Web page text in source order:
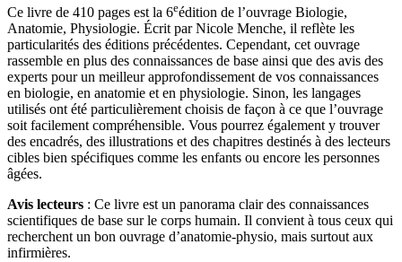
Ce livre de 410 pages est la 6eédition de l’ouvrage Biologie,
Anatomie, Physiologie. Écrit par Nicole Menche, il reflète les
particularités des éditions précédentes. Cependant, cet ouvrage
rassemble en plus des connaissances de base ainsi que des avis des
experts pour un meilleur approfondissement de vos connaissances
en biologie, en anatomie et en physiologie. Sinon, les langages
utilisés ont été particulièrement choisis de façon à ce que l’ouvrage
soit facilement compréhensible. Vous pourrez également y trouver
des encadrés, des illustrations et des chapitres destinés à des lecteurs
cibles bien spécifiques comme les enfants ou encore les personnes
âgées.
Avis lecteurs : Ce livre est un panorama clair des connaissances
scientifiques de base sur le corps humain. Il convient à tous ceux qui
recherchent un bon ouvrage d’anatomie-physio, mais surtout aux
infirmières.